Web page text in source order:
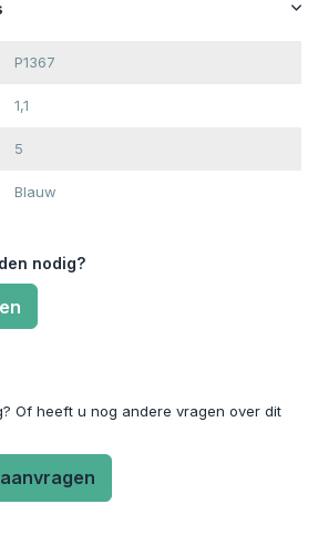
P1367
1,1
5
Blauw
nodig?
Of heeft u nog andere vragen over dit